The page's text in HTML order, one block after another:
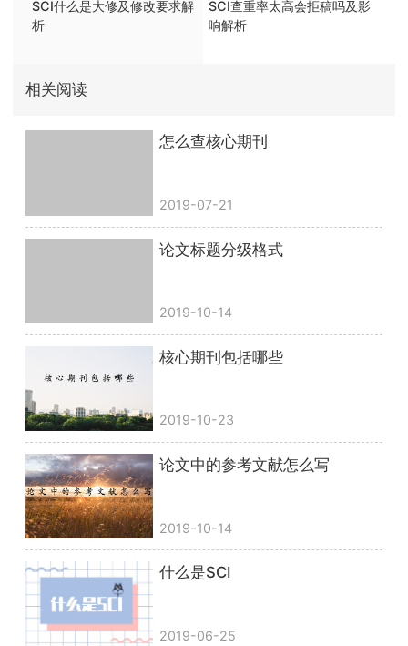
SCI什么是大修及修改要求解
析
SCI查重率太高会拒稿吗及影
响解析
相关阅读
怎么查核心期刊
2019-07-21
论文标题分级格式
2019-10-14
核心期刊包括哪些
2019-10-23
论文中的参考文献怎么写
2019-10-14
什么是SCI
2019-06-25